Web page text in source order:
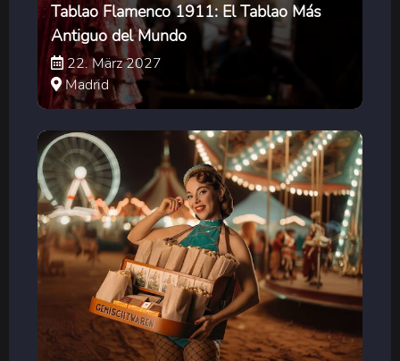
Tablao Flamenco 1911: El Tablao Más
Antiguo del Mundo
22. März 2027
Madrid